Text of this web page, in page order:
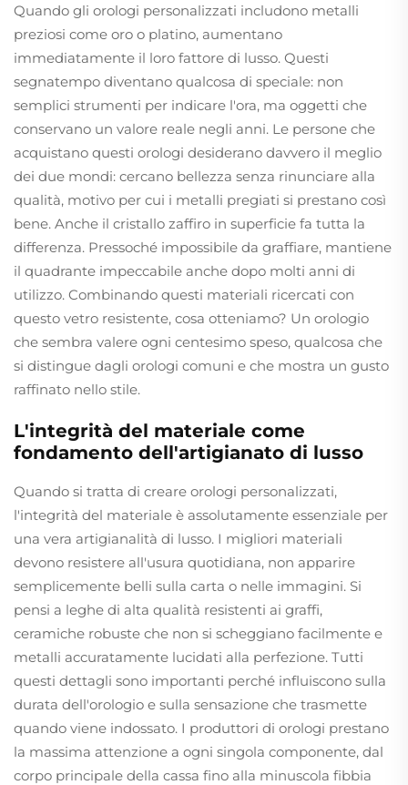
Quando gli orologi personalizzati includono metalli
preziosi come oro o platino, aumentano
immediatamente il loro fattore di lusso. Questi
segnatempo diventano qualcosa di speciale: non
semplici strumenti per indicare l'ora, ma oggetti che
conservano un valore reale negli anni. Le persone che
acquistano questi orologi desiderano davvero il meglio
dei due mondi: cercano bellezza senza rinunciare alla
qualità, motivo per cui i metalli pregiati si prestano così
bene. Anche il cristallo zaffiro in superficie fa tutta la
differenza. Pressoché impossibile da graffiare, mantiene
il quadrante impeccabile anche dopo molti anni di
utilizzo. Combinando questi materiali ricercati con
questo vetro resistente, cosa otteniamo? Un orologio
che sembra valere ogni centesimo speso, qualcosa che
si distingue dagli orologi comuni e che mostra un gusto
raffinato nello stile.
L'integrità del materiale come
fondamento dell'artigianato di lusso
Quando si tratta di creare orologi personalizzati,
l'integrità del materiale è assolutamente essenziale per
una vera artigianalità di lusso. I migliori materiali
devono resistere all'usura quotidiana, non apparire
semplicemente belli sulla carta o nelle immagini. Si
pensi a leghe di alta qualità resistenti ai graffi,
ceramiche robuste che non si scheggiano facilmente e
metalli accuratamente lucidati alla perfezione. Tutti
questi dettagli sono importanti perché influiscono sulla
durata dell'orologio e sulla sensazione che trasmette
quando viene indossato. I produttori di orologi prestano
la massima attenzione a ogni singola componente, dal
corpo principale della cassa fino alla minuscola fibbia